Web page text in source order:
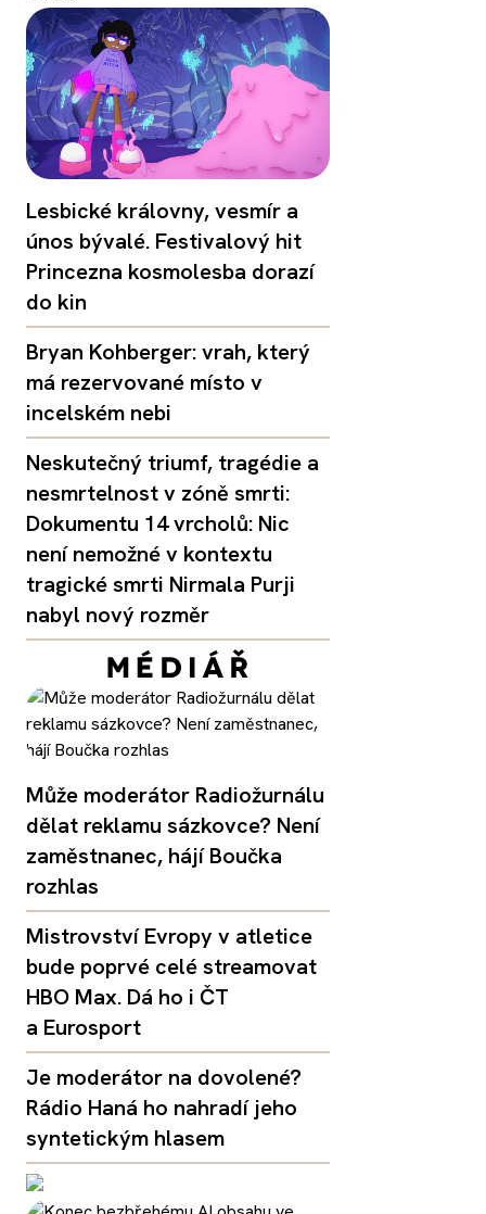
Lesbické královny, vesmír a
únos bývalé. Festivalový hit
Princezna kosmolesba dorazí
do kin
Bryan Kohberger: vrah, který
má rezervované místo v
incelském nebi
Neskutečný triumf, tragédie a
nesmrtelnost v zóně smrti:
Dokumentu 14 vrcholů: Nic
není nemožné v kontextu
tragické smrti Nirmala Purji
nabyl nový rozměr
Může moderátor Radiožurnálu
dělat reklamu sázkovce? Není
zaměstnanec, hájí Boučka
rozhlas
Mistrovství Evropy v atletice
bude poprvé celé streamovat
HBO Max. Dá ho i ČT
a Eurosport
Je moderátor na dovolené?
Rádio Haná ho nahradí jeho
syntetickým hlasem